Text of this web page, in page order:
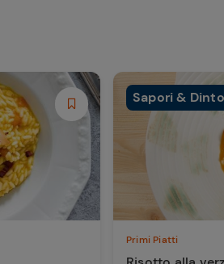
Sapori &
Primi Piatti